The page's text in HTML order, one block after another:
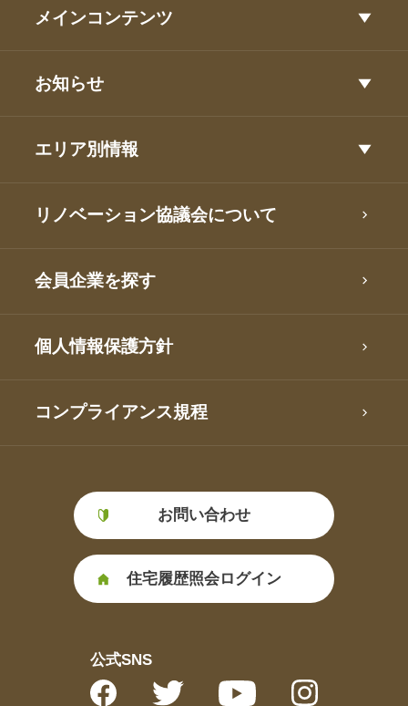
メインコンテンツ
お知らせ
エリア別情報
リノベーション協議会について
会員企業を探す
個人情報保護方針
コンプライアンス規程
お問い合わせ
住宅履歴照会ログイン
公式SNS